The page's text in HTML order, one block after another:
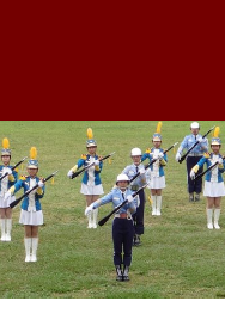
生事務處 -